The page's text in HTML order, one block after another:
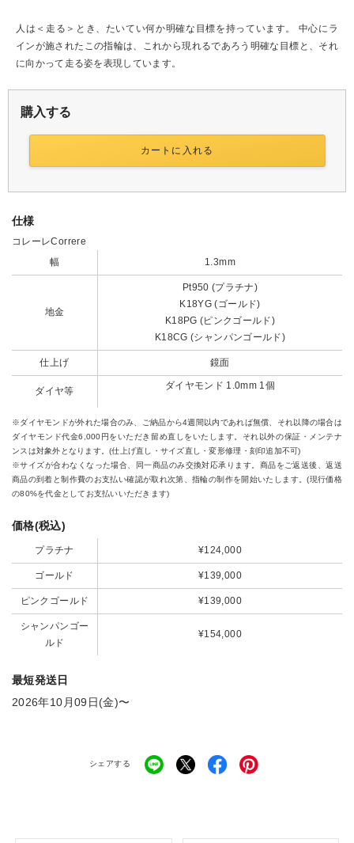
トップ
人は＜走る＞とき、たいてい何か明確な目標を持っています。 中心にラ
インが施されたこの指輪は、これから現れるであろう明確な目標と、それ
に向かって走る姿を表現しています。
購入する
カートに入れる
仕様
コレーレCorrere
幅
1.3mm
地金
Pt950 (プラチナ)
K18YG (ゴールド)
K18PG (ピンクゴールド)
K18CG (シャンパンゴールド)
仕上げ 鏡面
ダイヤ等 ダイヤモンド 1.0mm 1個
※ダイヤモンドが外れた場合のみ、ご納品から4週間以内であれば無償、それ以降の場合は
ダイヤモンド代金6,000円をいただき留め直しをいたします。それ以外の保証・メンテナ
ンスは対象外となります。(仕上げ直し・サイズ直し・変形修理・刻印追加不可)
※サイズが合わなくなった場合、同一商品のみ交換対応承ります。商品をご返送後、返送
商品の到着と制作費のお支払い確認が取れ次第、指輪の制作を開始いたします。(現行価格
の80%を代金としてお支払いいただきます)
価格(税込)
プラチナ ¥124,000
ゴールド ¥139,000
ピンクゴールド ¥139,000
シャンパンゴー
ルド
¥154,000
最短発送日
2026年10月09日(金)〜
シェアする